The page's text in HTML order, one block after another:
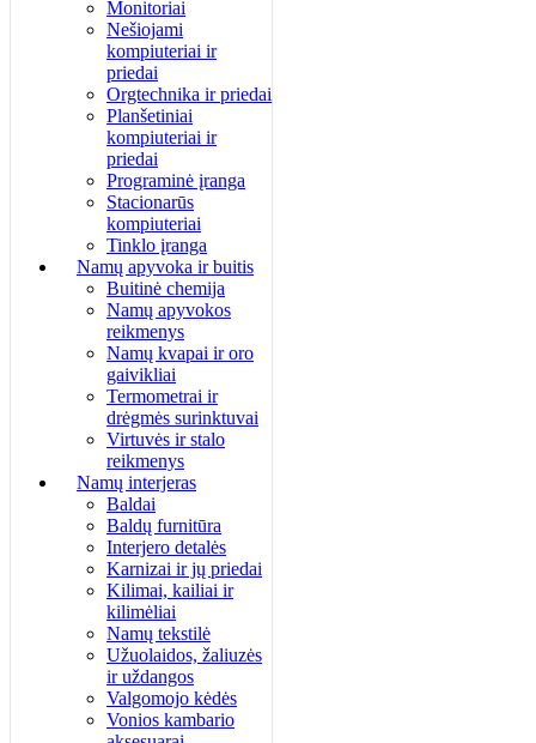
Monitoriai
Nešiojami
kompiuteriai ir
priedai
Orgtechnika ir priedai
Planšetiniai
kompiuteriai ir
priedai
Programinė įranga
Stacionarūs
kompiuteriai
Tinklo įranga
Namų apyvoka ir buitis
Buitinė chemija
Namų apyvokos
reikmenys
Namų kvapai ir oro
gaivikliai
Termometrai ir
drėgmės surinktuvai
Virtuvės ir stalo
reikmenys
Namų interjeras
Baldai
Baldų furnitūra
Interjero detalės
Karnizai ir jų priedai
Kilimai, kailiai ir
kilimėliai
Namų tekstilė
Užuolaidos, žaliuzės
ir uždangos
Valgomojo kėdės
Vonios kambario